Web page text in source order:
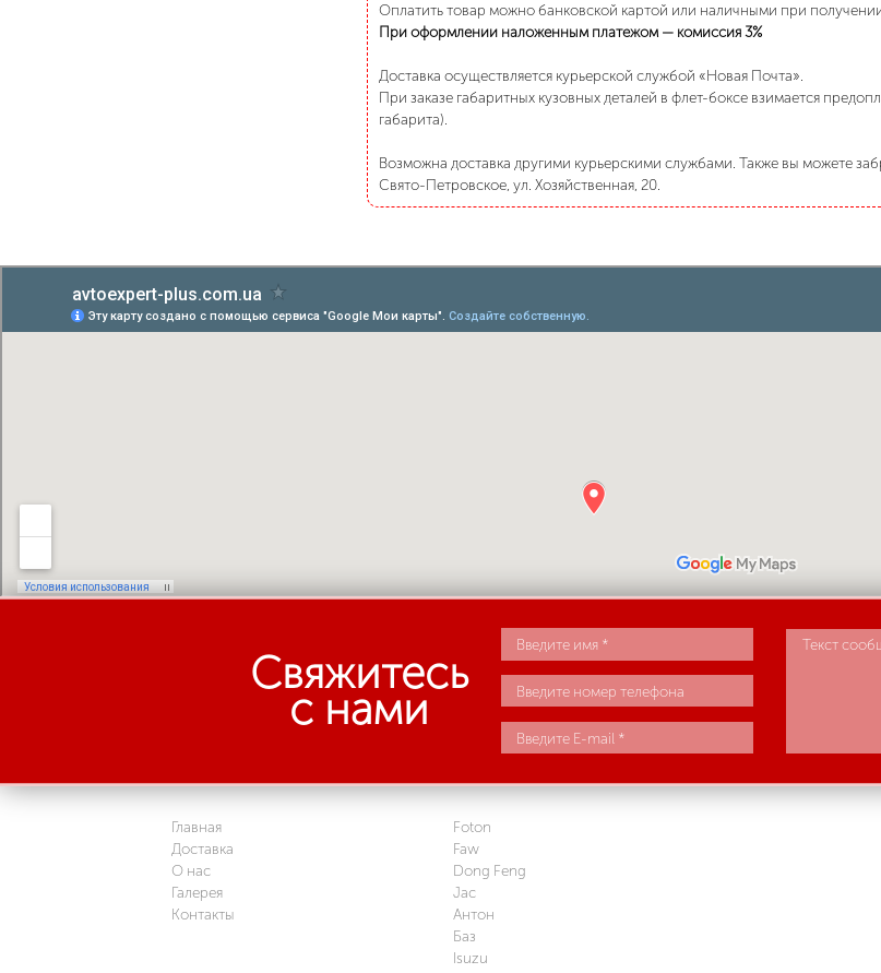
Оплатить товар можно банковской картой или наличными при
При оформлении наложенным платежом — комиссия 3%
Доставка осуществляется курьерской службой «Новая Почта».
При заказе габаритных кузовных деталей в флет-боксе взимается
габарита).
Возможна доставка другими курьерскими службами. Также вы можете
Свято-Петровское, ул. Хозяйственная, 20.
Свяжитесь
с нами
Главная
Доставка
О нас
Галерея
Контакты
Foton
Faw
Dong Feng
Jac
Антон
Баз
Isuzu